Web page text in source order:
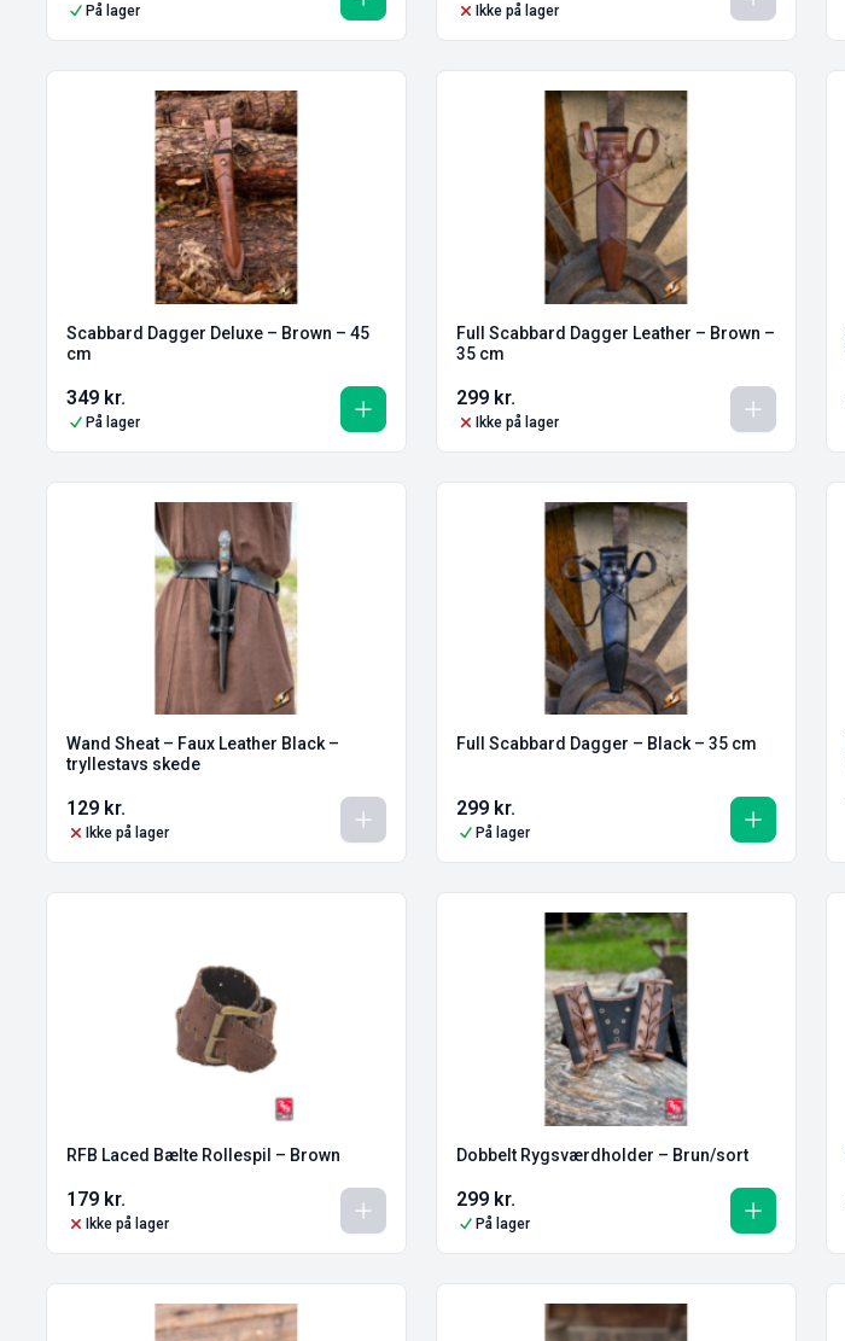
På lager Ikke på lager
Scabbard Dagger Deluxe – Brown – 45
cm
349 kr.
På lager
Full Scabbard Dagger Leather – Brown –
35 cm
299 kr.
Ikke på lager
Wand Sheat – Faux Leather Black –
tryllestavs skede
129 kr.
Ikke på lager
Full Scabbard Dagger – Black – 35 cm
299 kr.
På lager
RFB Laced Bælte Rollespil – Brown
179 kr.
Ikke på lager
Dobbelt Rygsværdholder – Brun/sort
299 kr.
På lager